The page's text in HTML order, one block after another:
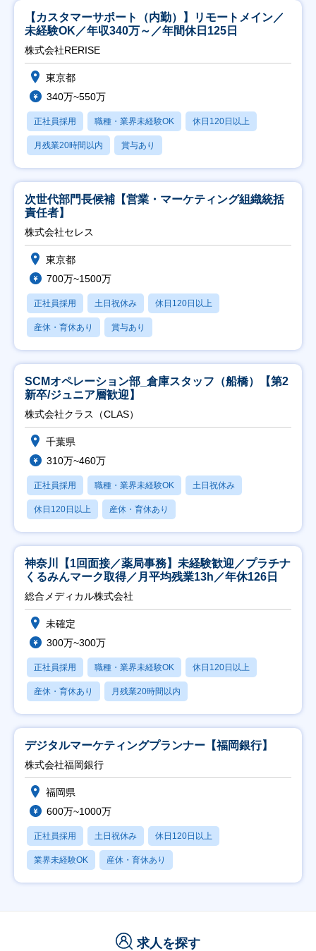
【カスタマーサポート（内勤）】リモートメイン／
未経験OK／年収340万～／年間休日125日
株式会社RERISE
東京都
340万~550万
正社員採用 職種・業界未経験OK 休日120日以上
月残業20時間以内 賞与あり
次世代部門長候補【営業・マーケティング組織統括
責任者】
株式会社セレス
東京都
700万~1500万
正社員採用 土日祝休み 休日120日以上
産休・育休あり 賞与あり
SCMオペレーション部_倉庫スタッフ（船橋）【第2
新卒/ジュニア層歓迎】
株式会社クラス（CLAS）
千葉県
310万~460万
正社員採用 職種・業界未経験OK 土日祝休み
休日120日以上 産休・育休あり
神奈川【1回面接／薬局事務】未経験歓迎／プラチナ
くるみんマーク取得／月平均残業13h／年休126日
総合メディカル株式会社
未確定
300万~300万
正社員採用 職種・業界未経験OK 休日120日以上
産休・育休あり 月残業20時間以内
デジタルマーケティングプランナー【福岡銀行】
株式会社福岡銀行
福岡県
600万~1000万
正社員採用 土日祝休み 休日120日以上
業界未経験OK 産休・育休あり
求人を探す